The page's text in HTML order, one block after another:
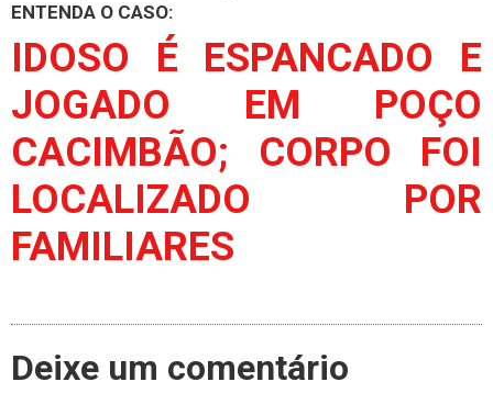
ENTENDA O CASO:
IDOSO É ESPANCADO E
JOGADO EM POÇO
CACIMBÃO; CORPO FOI
LOCALIZADO POR
FAMILIARES
Deixe um comentário